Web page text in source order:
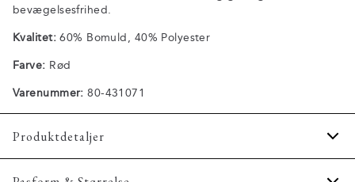
bevægelsesfrihed.
Kvalitet:60% Bomuld, 40% Polyester
Farve: Rød
Varenummer: 80-431071
Produktdetaljer
Logomærke nederst på venstre side.